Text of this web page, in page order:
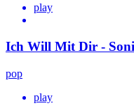
play
Ich Will Mit Dir -
pop
play